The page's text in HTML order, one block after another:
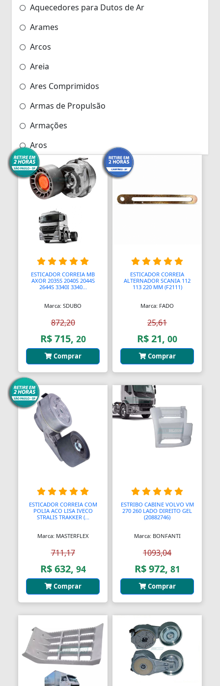
Aquecedores para Dutos de Ar
Arames
Arcos
Areia
Ares Comprimidos
Armas de Propulsão
Armações
Aros
Aros
Arrastes
Assento Sanitário
Assentos de Banheiras
Automodelismo
Automáticas
Automóveis
Aventais
Aviões
Bagageiros Gradeados
Balancins
Balancins
Balanças
Balanças
Balanças Comerciais
Bancos
Bancos
Bancos de Jardim
Bandejas
Banjo
Barra De Torção
Barra Estabilizadora
Barra Haste Reação
Barras
ESTICADOR CORREIA MB
AXOR 2035S 2040S 2044S
2644S 3340I 3340...
Marca: SDUBO
872,20
R$ 715, 20
Comprar
ESTICADOR CORREIA
ALTERNADOR SCANIA 112
113 220 MM (F2111)
Marca: FADO
25,61
R$ 21, 00
Comprar
ESTICADOR CORREIA COM
POLIA ACO LISA IVECO
STRALIS TRAKKER (...
Marca: MASTERFLEX
711,17
R$ 632, 94
Comprar
ESTRIBO CABINE VOLVO VM
270 260 LADO DIREITO GEL
(20882746)
Marca: BONFANTI
1093,04
R$ 972, 81
Comprar